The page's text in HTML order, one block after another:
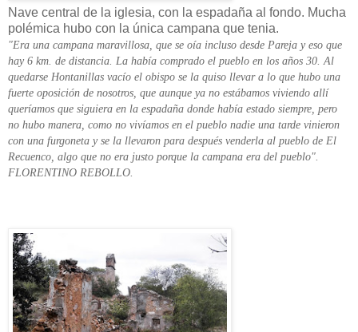
Nave central de la iglesia, con la espadaña al fondo. Mucha
polémica hubo con la única campana que tenia.
"Era una campana maravillosa, que se oía incluso desde Pareja y eso que
hay 6 km. de distancia. La había comprado el pueblo en los años 30. Al
quedarse Hontanillas vacío el obispo se la quiso llevar a lo que hubo una
fuerte oposición de nosotros, que aunque ya no estábamos viviendo allí
queríamos que siguiera en la espadaña donde había estado siempre, pero
no hubo manera, como no vivíamos en el pueblo nadie una tarde vinieron
con una furgoneta y se la llevaron para después venderla al pueblo de El
Recuenco, algo que no era justo porque la campana era del pueblo".
FLORENTINO REBOLLO.